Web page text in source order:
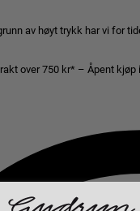
av høyt trykk har vi for
over 750 kr* – Åpent kjøp